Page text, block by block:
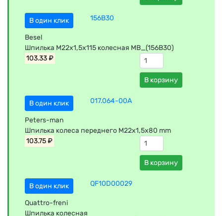
В один клик 156B30
Besel
Шпилька М22х1,5x115 колесная МВ_(156B30)
103.33 ₽
В корзину
В один клик 017.064-00A
Peters-man
Шпилька колеса переднего M22x1,5х80 mm
103.75 ₽
В корзину
В один клик QF10D00029
Quattro-freni
Шпилька колесная